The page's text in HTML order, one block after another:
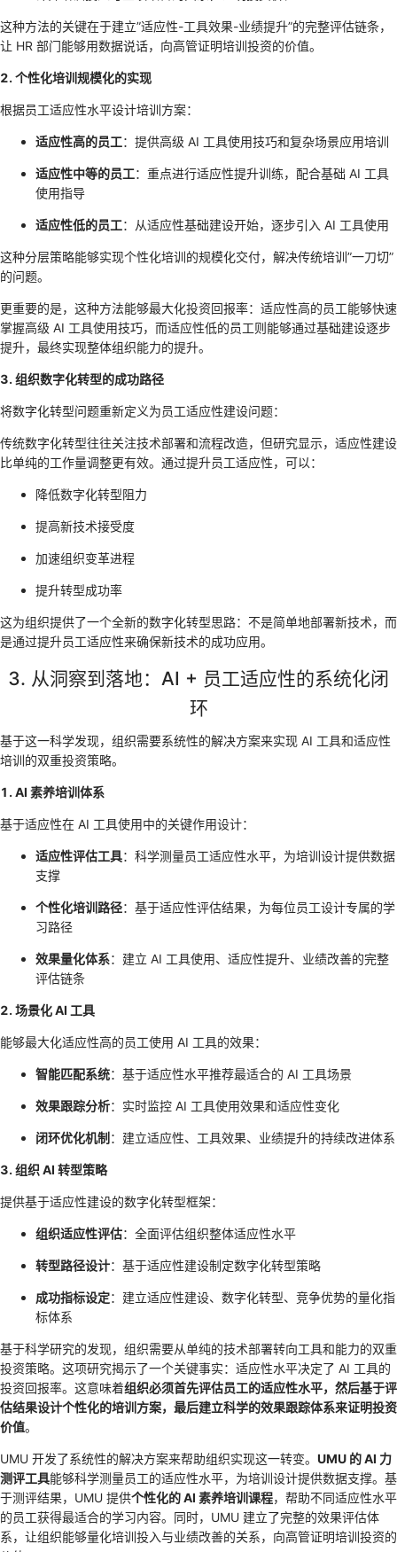
这种方法的关键在于建立”适应性-工具效果-业绩提升”的完整评估链条，
让 HR 部门能够用数据说话，向高管证明培训投资的价值。
2. 个性化培训规模化的实现
根据员工适应性水平设计培训方案：
适应性高的员工：提供高级 AI 工具使用技巧和复杂场景应用培训
适应性中等的员工：重点进行适应性提升训练，配合基础 AI 工具
使用指导
适应性低的员工：从适应性基础建设开始，逐步引入 AI 工具使用
这种分层策略能够实现个性化培训的规模化交付，解决传统培训”一刀切”
的问题。
更重要的是，这种方法能够最大化投资回报率：适应性高的员工能够快速
掌握高级 AI 工具使用技巧，而适应性低的员工则能够通过基础建设逐步
提升，最终实现整体组织能力的提升。
3. 组织数字化转型的成功路径
将数字化转型问题重新定义为员工适应性建设问题：
传统数字化转型往往关注技术部署和流程改造，但研究显示，适应性建设
比单纯的工作量调整更有效。通过提升员工适应性，可以：
降低数字化转型阻力
提高新技术接受度
加速组织变革进程
提升转型成功率
这为组织提供了一个全新的数字化转型思路：不是简单地部署新技术，而
是通过提升员工适应性来确保新技术的成功应用。
3. 从洞察到落地：AI + 员工适应性的系统化闭
环
基于这一科学发现，组织需要系统性的解决方案来实现 AI 工具和适应性
培训的双重投资策略。
1. AI 素养培训体系
基于适应性在 AI 工具使用中的关键作用设计：
适应性评估工具：科学测量员工适应性水平，为培训设计提供数据
支撑
个性化培训路径：基于适应性评估结果，为每位员工设计专属的学
习路径
效果量化体系：建立 AI 工具使用、适应性提升、业绩改善的完整
评估链条
2. 场景化 AI 工具
能够最大化适应性高的员工使用 AI 工具的效果：
智能匹配系统：基于适应性水平推荐最适合的 AI 工具场景
效果跟踪分析：实时监控 AI 工具使用效果和适应性变化
闭环优化机制 ：建立适应性、工具效果、业绩提升的持续改进体系
3. 组织 AI 转型策略
提供基于适应性建设的数字化转型框架：
组织适应性评估：全面评估组织整体适应性水平
转型路径设计：基于适应性建设制定数字化转型策略
成功指标设定：建立适应性建设、数字化转型、竞争优势的量化指
标体系
基于科学研究的发现，组织需要从单纯的技术部署转向工具和能力的双重
投资策略。这项研究揭示了一个关键事实：适应性水平决定了 AI 工具的
投资回报率。这意味着组织必须首先评估员工的适应性水平，然后基于评
估结果设计个性化的培训方案，最后建立科学的效果跟踪体系来证明投资
价值。
UMU 开发了系统性的解决方案来帮助组织实现这一转变。 UMU 的 AI 力
测评工具能够科学测量员工的适应性水平，为培训设计提供数据支撑。基
于测评结果，UMU 提供个性化的 AI 素养培训课程，帮助不同适应性水平
的员工获得最适合的学习内容。同时，UMU 建立了完整的效果评估体
系，让组织能够量化培训投入与业绩改善的关系，向高管证明培训投资的